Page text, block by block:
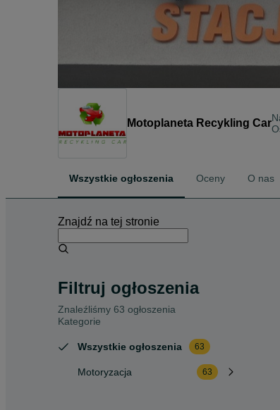
Motoplaneta Recykling Car
Wszystkie ogłoszenia Oceny O nas
Znajdź na tej stronie
Filtruj ogłoszenia
Znaleźliśmy 63 ogłoszenia
Kategorie
Wszystkie ogłoszenia 63
Motoryzacja 63